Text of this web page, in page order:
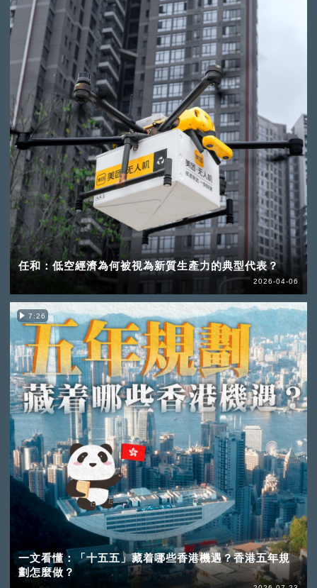
任和：低空經濟為何被視為新質生產力的典型代表？
2026-04-06
7:26
一文看懂：「十五五」藏着哪些香港機遇？香港五年規
劃怎麼做？